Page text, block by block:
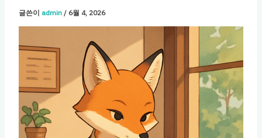
글쓴이 admin / 6월 4, 2026